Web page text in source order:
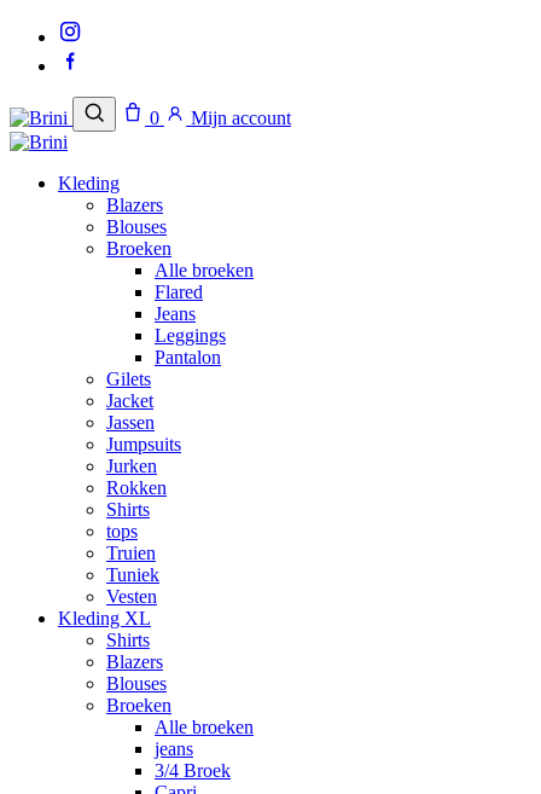
0 Mijn account
Kleding
Blazers
Blouses
Broeken
Alle broeken
Flared
Jeans
Leggings
Pantalon
Gilets
Jacket
Jassen
Jumpsuits
Jurken
Rokken
Shirts
tops
Truien
Tuniek
Vesten
Kleding XL
Shirts
Blazers
Blouses
Broeken
Alle broeken
jeans
3/4 Broek